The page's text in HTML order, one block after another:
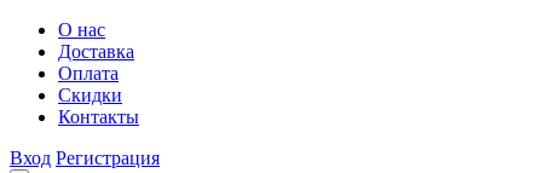
О нас
Доставка
Оплата
Скидки
Контакты
Вход Регистрация